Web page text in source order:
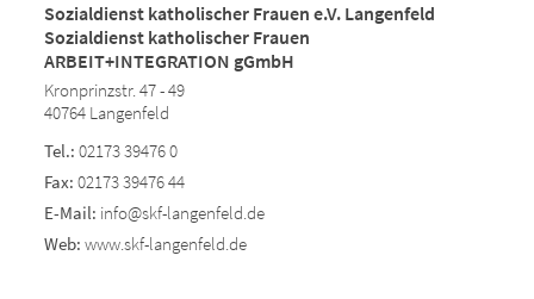
Sozialdienst katholischer Frauen e.V. Langenfeld
Sozialdienst katholischer Frauen
ARBEIT+INTEGRATION gGmbH
Kronprinzstr. 47 - 49
40764 Langenfeld
Tel.: 02173 39476 0
Fax: 02173 39476 44
E-Mail: info@skf-langenfeld.de
Web: www.skf-langenfeld.de